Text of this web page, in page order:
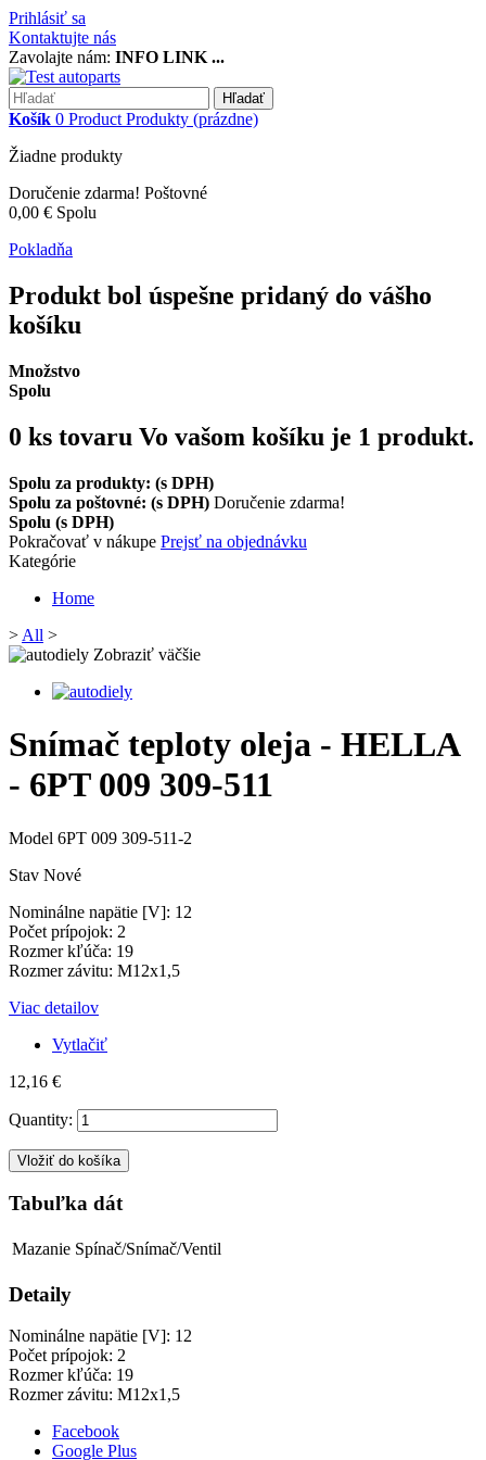
Prihlásiť sa
Kontaktujte nás
Zavolajte nám: INFO LINK ...
Hľadať
Košík 0 Product Produkty (prázdne)
Žiadne produkty
Doručenie zdarma! Poštovné
0,00 € Spolu
Pokladňa
Produkt bol úspešne pridaný do vášho
košíku
Množstvo
Spolu
0 ks tovaru Vo vašom košíku je 1 produkt.
Spolu za produkty: (s DPH)
Spolu za poštovné: (s DPH) Doručenie zdarma!
Spolu (s DPH)
Pokračovať v nákupe Prejsť na objednávku
Kategórie
Home
> All >
Zobraziť väčšie
Snímač teploty oleja - HELLA
- 6PT 009 309-511
Model 6PT 009 309-511-2
Stav Nové
Nominálne napätie [V]: 12
Počet prípojok: 2
Rozmer kľúča: 19
Rozmer závitu: M12x1,5
Viac detailov
Vytlačiť
12,16 €
Quantity:
Vložiť do košíka
Tabuľka dát
Mazanie Spínač/Snímač/Ventil
Detaily
Nominálne napätie [V]: 12
Počet prípojok: 2
Rozmer kľúča: 19
Rozmer závitu: M12x1,5
Facebook
Google Plus